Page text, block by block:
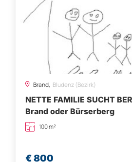
Brand, Bludenz (Bezirk)
NETTE FAMILIE SUCHT
Brand oder Bürserberg
100 m²
€ 800